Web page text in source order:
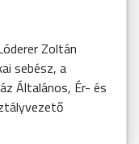
Zoltán
sebész, a
Általános, Ér- és